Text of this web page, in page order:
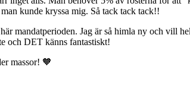
kunde kryssa mig. Så tack tack tack!!
mandatperioden. Jag är så himla ny och vill
och DET känns fantastiskt!
massor! 🧡